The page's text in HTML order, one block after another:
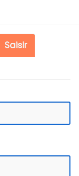
Saisir